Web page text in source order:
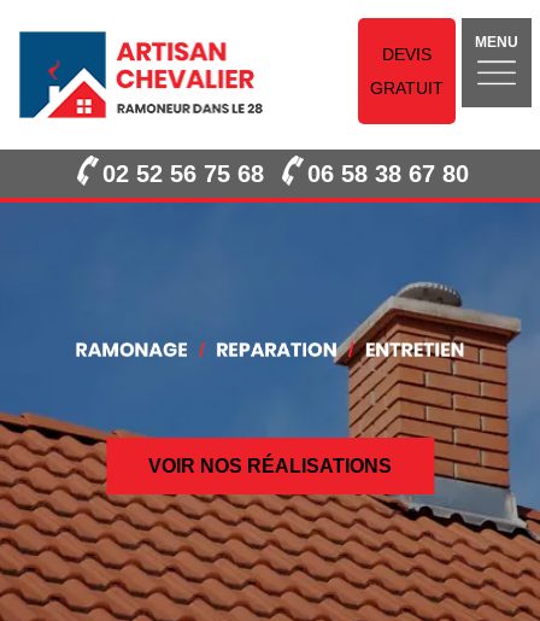
DEVIS
GRATUIT
MENU
02 52 56 75 68 06 58 38 67 80
VOIR NOS RÉALISATIONS